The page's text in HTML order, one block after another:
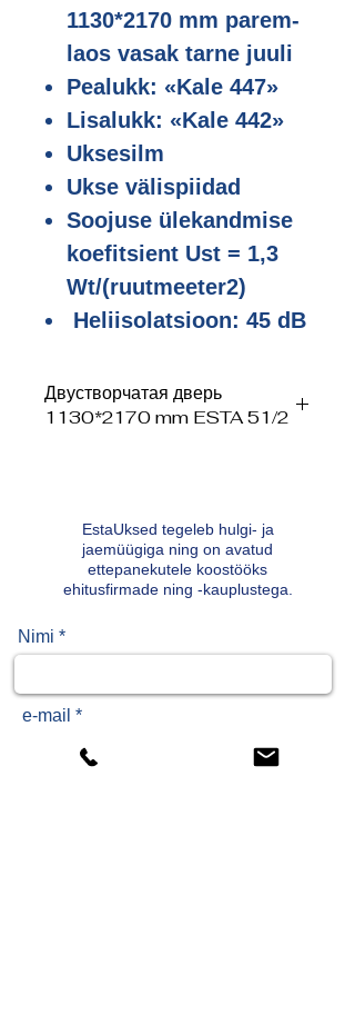
1130*2170 mm parem-
laos vasak tarne juuli
Pealukk: «Kale 447»
Lisalukk: «Kale 442»
Uksesilm
Ukse välispiidad
Soojuse ülekandmise
koefitsient Ust = 1,3
Wt/(ruutmeeter2)
Heliisolatsioon: 45 dB
Двустворчатая дверь
1130*2170 mm ESTA 51/2
Фурнитура: Дверная ручка +
Дверной глазок
Защита от шума 45 ДБ.
EstaUksed tegeleb hulgi- ja
jaemüügiga ning on avatud
ettepanekutele koostööks
ehitusfirmade ning -kauplustega.
Nimi *
e-mail *